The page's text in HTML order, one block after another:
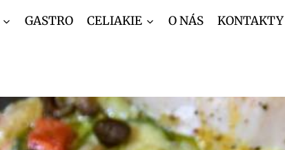
GASTRO CELIAKIE O NÁS KONTAKTY